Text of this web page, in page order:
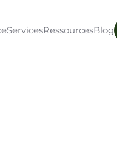
AgenceServicesRessourcesBlog